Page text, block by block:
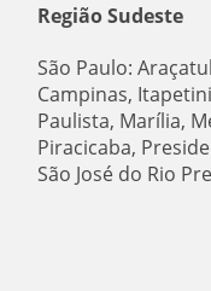
Região Sudeste
São Paulo:
Campinas,
Paulista, Marília,
Piracicaba,
São José do Rio